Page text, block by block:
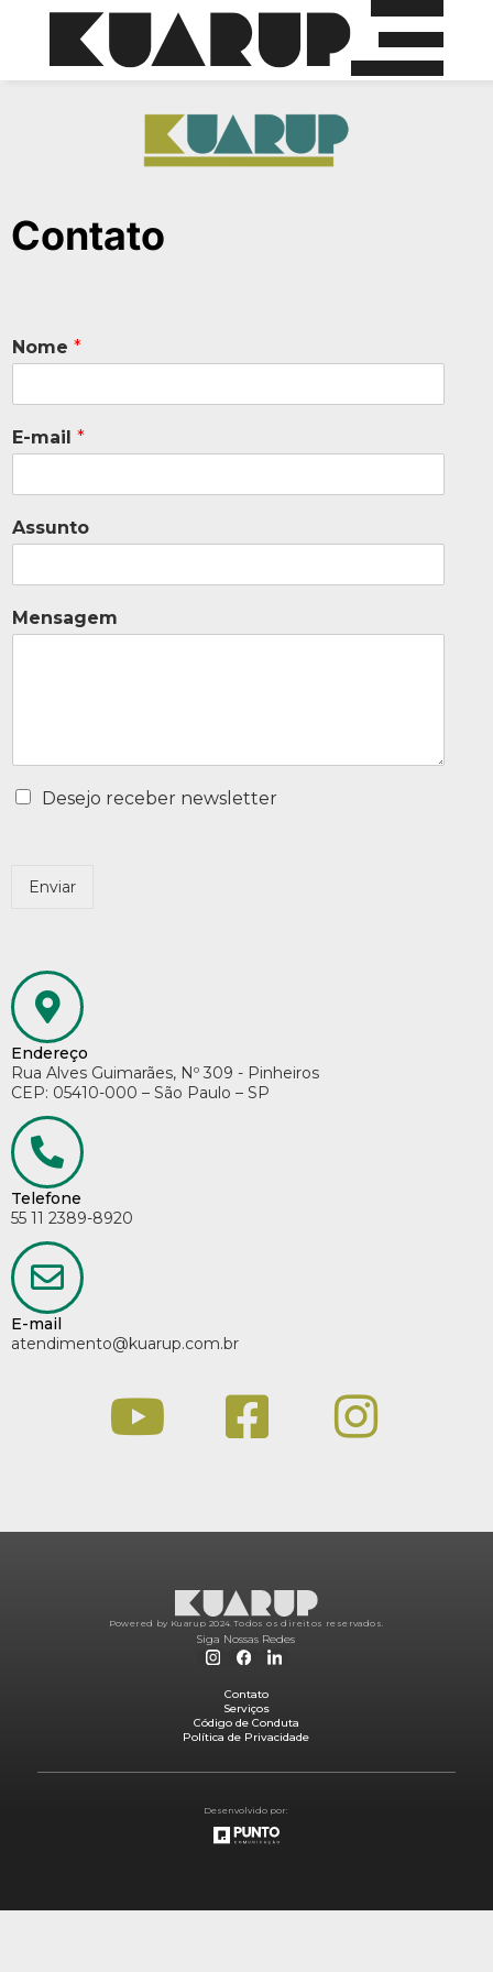
Contato
Nome *
E-mail *
Assunto
Mensagem
Desejo receber newsletter
Enviar
Endereço
Rua Alves Guimarães, Nº 309 - Pinheiros
CEP: 05410-000 – São Paulo – SP
Telefone
55 11 2389-8920
E-mail
atendimento@kuarup.com.br
Powered by Kuarup 2024. Todos os direitos reservados.
Siga Nossas Redes
Contato
Serviços
Código de Conduta
Política de Privacidade
Desenvolvido por: